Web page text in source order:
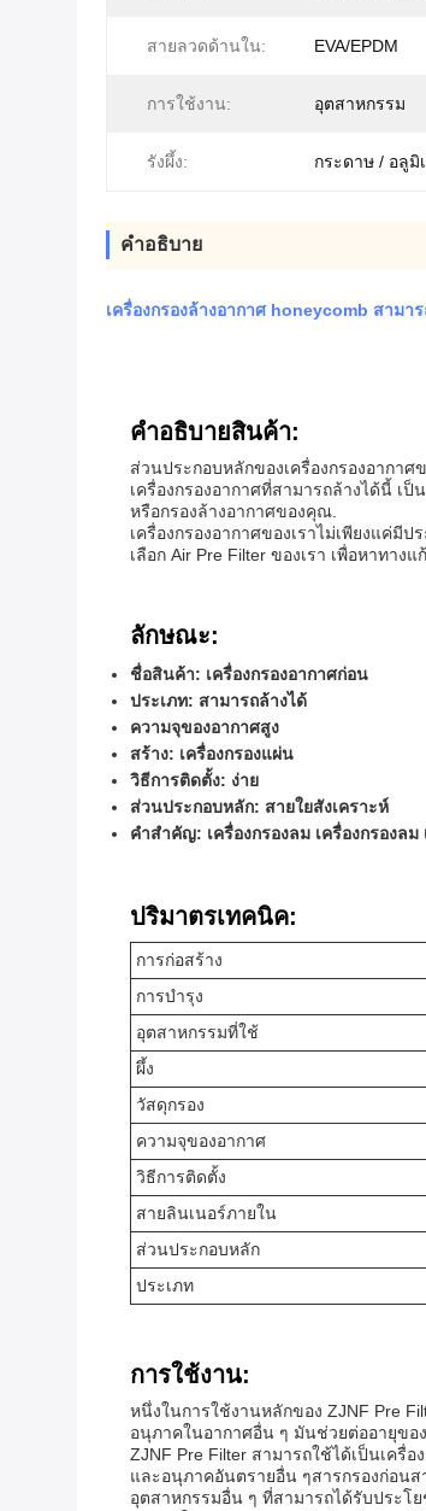
สายลวดด้านใน: EVA/EPDM
การใช้งาน: อุตสาหกรรม
รังผึ้ง: กระดาษ / อลูมิ
คําอธิบาย
เครื่องกรองล้างอากาศ honeycomb สาม
คําอธิบายสินค้า:
ส่วนประกอบหลักของเครื่องกรองอากา
เครื่องกรองอากาศที่สามารถล้างได้นี้ เ
หรือกรองล้างอากาศของคุณ.
เครื่องกรองอากาศของเราไม่เพียงแค่
เลือก Air Pre Filter ของเรา เพื่อหาทา
ลักษณะ:
ชื่อสินค้า: เครื่องกรองอากาศก่อน
ประเภท: สามารถล้างได้
ความจุของอากาศสูง
สร้าง: เครื่องกรองแผ่น
วิธีการติดตั้ง: ง่าย
ส่วนประกอบหลัก: สายใยสังเคราะห์
คําสําคัญ: เครื่องกรองลม เครื่องกรองลม
ปริมาตรเทคนิค:
การก่อสร้าง
การบํารุง
อุตสาหกรรมที่ใช้
ผึ้ง
วัสดุกรอง
ความจุของอากาศ
วิธีการติดตั้ง
สายลินเนอร์ภายใน
ส่วนประกอบหลัก
ประเภท
การใช้งาน:
หนึ่งในการใช้งานหลักของ ZJNF Pre
อนุภาคในอากาศอื่น ๆ มันช่วยต่ออายุขอ
ZJNF Pre Filter สามารถใช้ได้เป็นเครื่
และอนุภาคอันตรายอื่น ๆสารกรองก่อนส
อุตสาหกรรมอื่น ๆ ที่สามารถได้รับประโ